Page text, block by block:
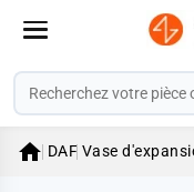
 DAF Vase